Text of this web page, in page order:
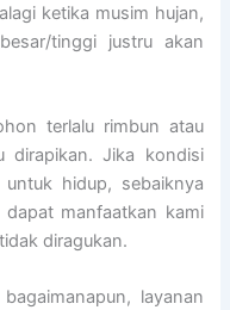
ketika musim hujan,
tinggi justru akan
terlalu rimbun atau
dirapikan. Jika kondisi
hidup, sebaiknya
manfaatkan kami
diragukan.
layanan